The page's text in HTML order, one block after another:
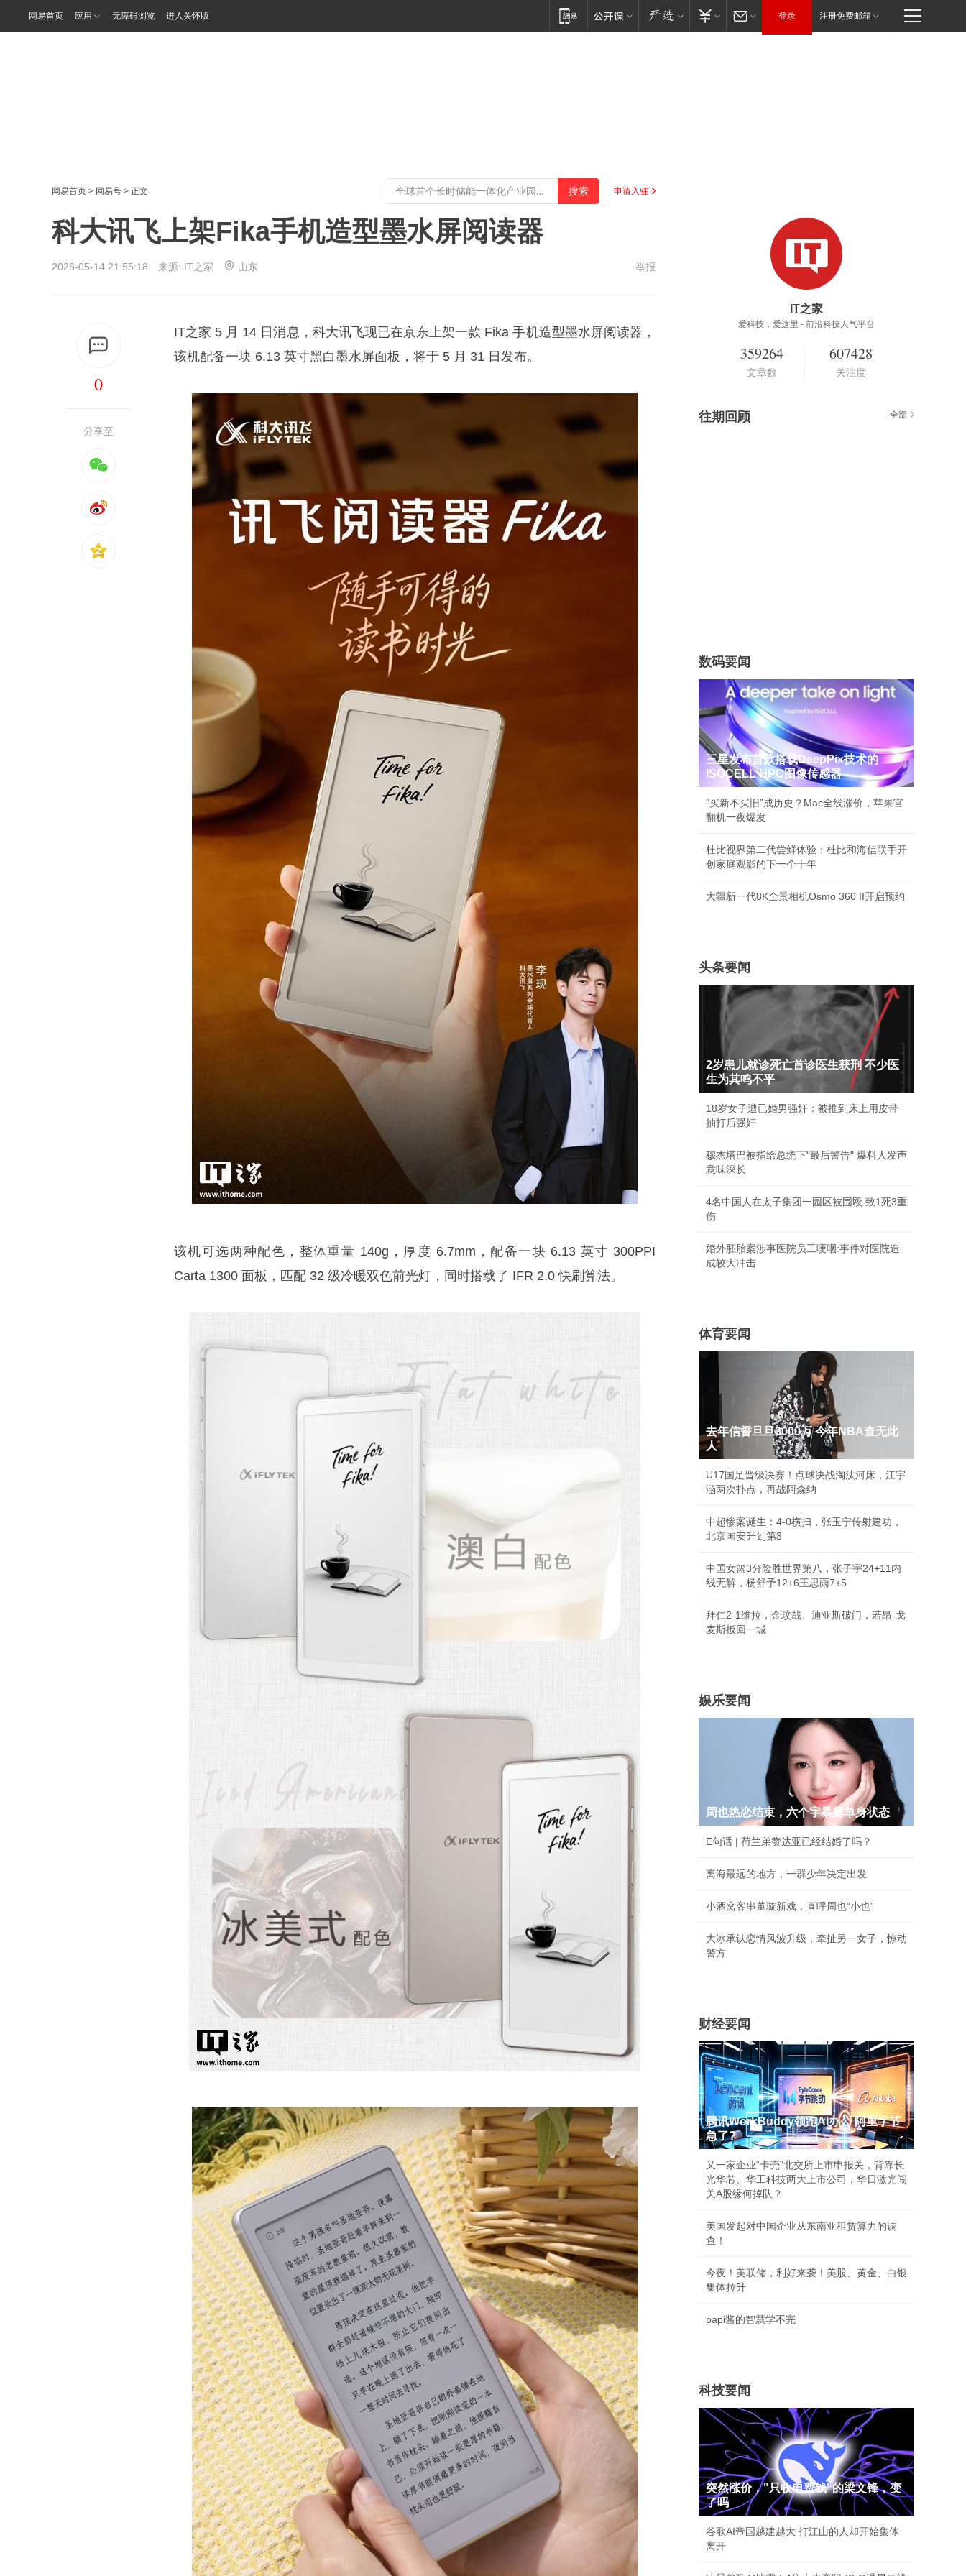
网易首页 应用 无障碍浏览 进入关怀版 登录 注册免费邮箱
网易首页 > 网易号 > 正文 申请入驻
科大讯飞上架Fika手机造型墨水屏阅读器
2026-05-14 21:55:18 来源: IT之家 山东 举报
0
分享至
IT之家 5 月 14 日消息，科大讯飞现已在京东上架一款 Fika 手机造型墨水屏阅读器，
该机配备一块 6.13 英寸黑白墨水屏面板，将于 5 月 31 日发布。
该机可选两种配色，整体重量 140g，厚度 6.7mm，配备一块 6.13 英寸 300PPI
Carta 1300 面板，匹配 32 级冷暖双色前光灯，同时搭载了 IFR 2.0 快刷算法。
IT之家
爱科技，爱这里 - 前沿科技人气平台
359264
文章数
607428
关注度
往期回顾 全部
数码要闻
三星发布首款搭载DeepPix技术的
ISOCELL HPC图像传感器
“买新不买旧”成历史？Mac全线涨价，苹果官
翻机一夜爆发
杜比视界第二代尝鲜体验：杜比和海信联手开
创家庭观影的下一个十年
大疆新一代8K全景相机Osmo 360 II开启预约
头条要闻
2岁患儿就诊死亡首诊医生获刑 不少医
生为其鸣不平
18岁女子遭已婚男强奸：被推到床上用皮带
抽打后强奸
穆杰塔巴被指给总统下"最后警告" 爆料人发声
意味深长
4名中国人在太子集团一园区被围殴 致1死3重
伤
婚外胚胎案涉事医院员工哽咽:事件对医院造
成较大冲击
体育要闻
去年信誓旦旦3000万 今年NBA查无此
人
U17国足晋级决赛！点球决战淘汰河床，江宇
涵两次扑点，再战阿森纳
中超惨案诞生：4-0横扫，张玉宁传射建功，
北京国安升到第3
中国女篮3分险胜世界第八，张子宇24+11内
线无解，杨舒予12+6王思雨7+5
拜仁2-1维拉，金玟哉、迪亚斯破门，若昂-戈
麦斯扳回一城
娱乐要闻
周也热恋结束，六个字暴露单身状态
E句话 | 荷兰弟赞达亚已经结婚了吗？
离海最远的地方，一群少年决定出发
小酒窝客串董璇新戏，直呼周也“小也”
大冰承认恋情风波升级，牵扯另一女子，惊动
警方
财经要闻
腾讯WorkBuddy领跑AI办公 阿里字节
急了?
又一家企业“卡壳”北交所上市申报关，背靠长
光华芯、华工科技两大上市公司，华日激光闯
关A股缘何掉队？
美国发起对中国企业从东南亚租赁算力的调
查！
今夜！美联储，利好来袭！美股、黄金、白银
集体拉升
papi酱的智慧学不完
科技要闻
突然涨价，"只收电费钱"的梁文锋，变
了吗
谷歌AI帝国越建越大 打江山的人却开始集体
离开